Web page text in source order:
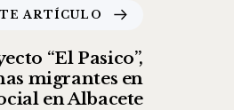
ARTÍCULO
“El Pasico”,
migrantes en
en Albacete